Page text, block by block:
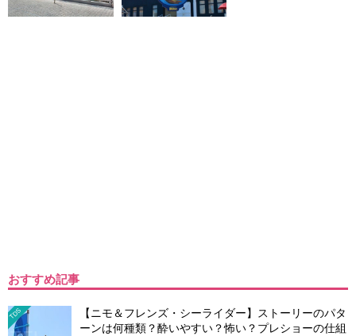
おすすめ記事
TDS
【ニモ＆フレンズ・シーライダー】ストーリーのパタ
ーンは何種類？酔いやすい？怖い？プレショーの仕組